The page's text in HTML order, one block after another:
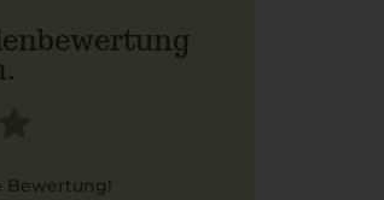
Bewertung!